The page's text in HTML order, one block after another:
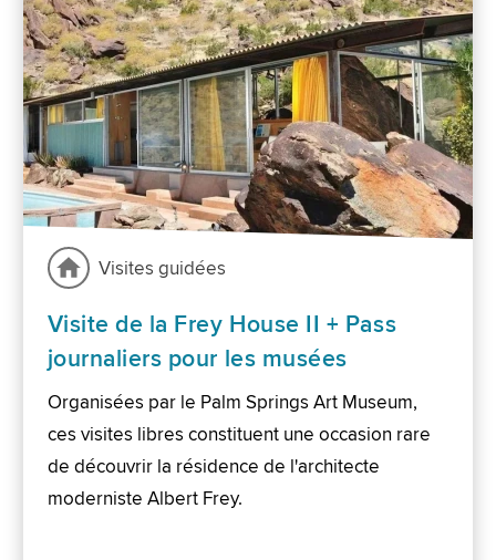
Visites guidées
Visite de la Frey House II + Pass
journaliers pour les musées
Organisées par le Palm Springs Art Museum,
ces visites libres constituent une occasion rare
de découvrir la résidence de l'architecte
moderniste Albert Frey.